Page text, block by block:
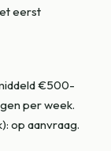
eerst
€500-
per week.
op aanvraag.